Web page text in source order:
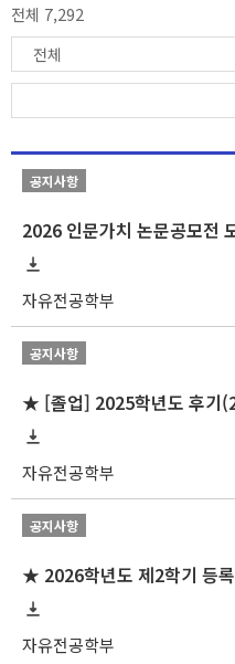
전체 7,292
공지사항
2026 인문가치 논문공모전
자유전공학부
공지사항
자유전공학부
공지사항
★ 2026학년도 제2학기 등
자유전공학부